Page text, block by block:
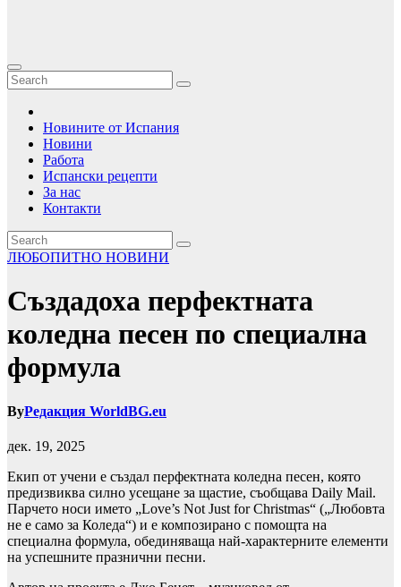
Новините от Испания
Новини
Работа
Испански рецепти
За нас
Контакти
ЛЮБОПИТНО НОВИНИ
Създадоха перфектната
коледна песен по специална
формула
ByРедакция WorldBG.eu
дек. 19, 2025
Екип от учени е създал перфектната коледна песен, която
предизвиква силно усещане за щастие, съобщава Daily Mail.
Парчето носи името „Love’s Not Just for Christmas“ („Любовта
не е само за Коледа“) и е композирано с помощта на
специална формула, обединяваща най-характерните елементи
на успешните празнични песни.